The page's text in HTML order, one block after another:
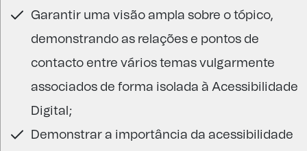
Garantir uma visão ampla sobre o tópico,
demonstrando as relações e pontos de
contacto entre vários temas vulgarmente
associados de forma isolada à Acessibilidade
Digital;
Demonstrar a importância da acessibilidade